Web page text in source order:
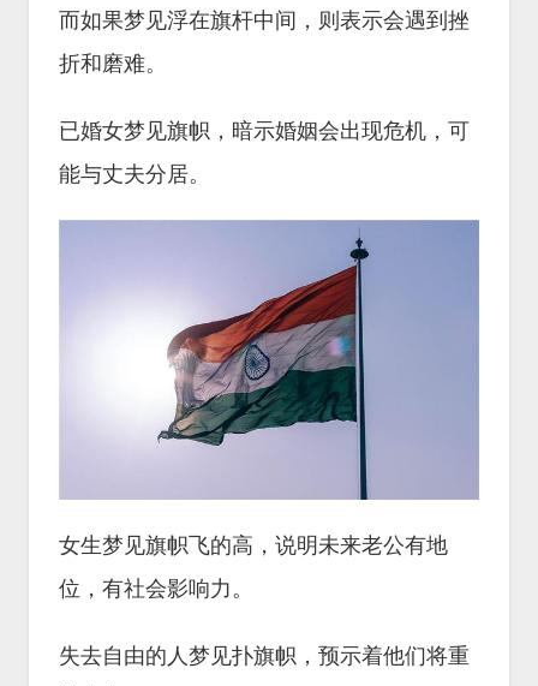
而如果梦见浮在旗杆中间，则表示会遇到挫
折和磨难。
已婚女梦见旗帜，暗示婚姻会出现危机，可
能与丈夫分居。
女生梦见旗帜飞的高，说明未来老公有地
位，有社会影响力。
失去自由的人梦见扑旗帜，预示着他们将重